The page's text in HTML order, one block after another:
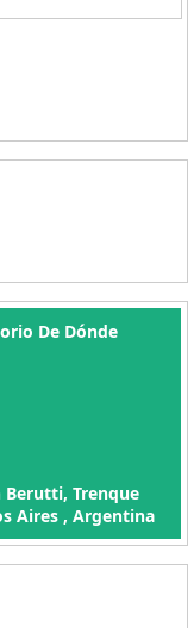
De Dónde
Berutti, Trenque
Aires , Argentina